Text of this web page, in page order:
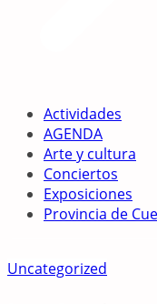
Actividades
AGENDA
Arte y cultura
Conciertos
Exposiciones
Provincia de
Uncategorized